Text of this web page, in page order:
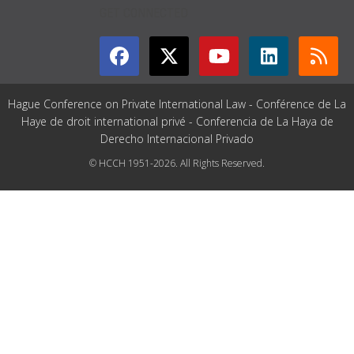
Hague Conference on Private International Law - Conférence de La
Haye de droit international privé - Conferencia de La Haya de
Derecho Internacional Privado
© HCCH 1951-2026. All Rights Reserved.